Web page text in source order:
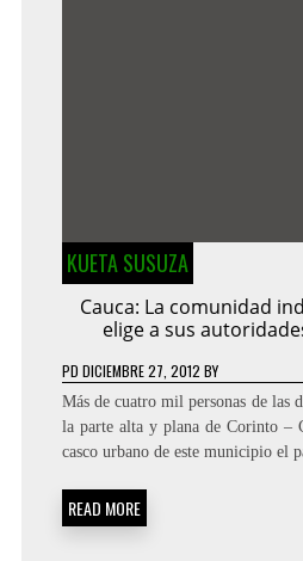
KUETA SUSUZA
Cauca: La comunidad
elige a sus
PD DICIEMBRE 27, 2012 BY
Más de cuatro mil personas de las
la parte alta y plana de Corinto –
casco urbano de este municipio el
READ MORE